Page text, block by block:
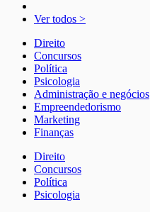
Ver todos >
Direito
Concursos
Política
Psicologia
Administração e negócios
Empreendedorismo
Marketing
Finanças
Direito
Concursos
Política
Psicologia